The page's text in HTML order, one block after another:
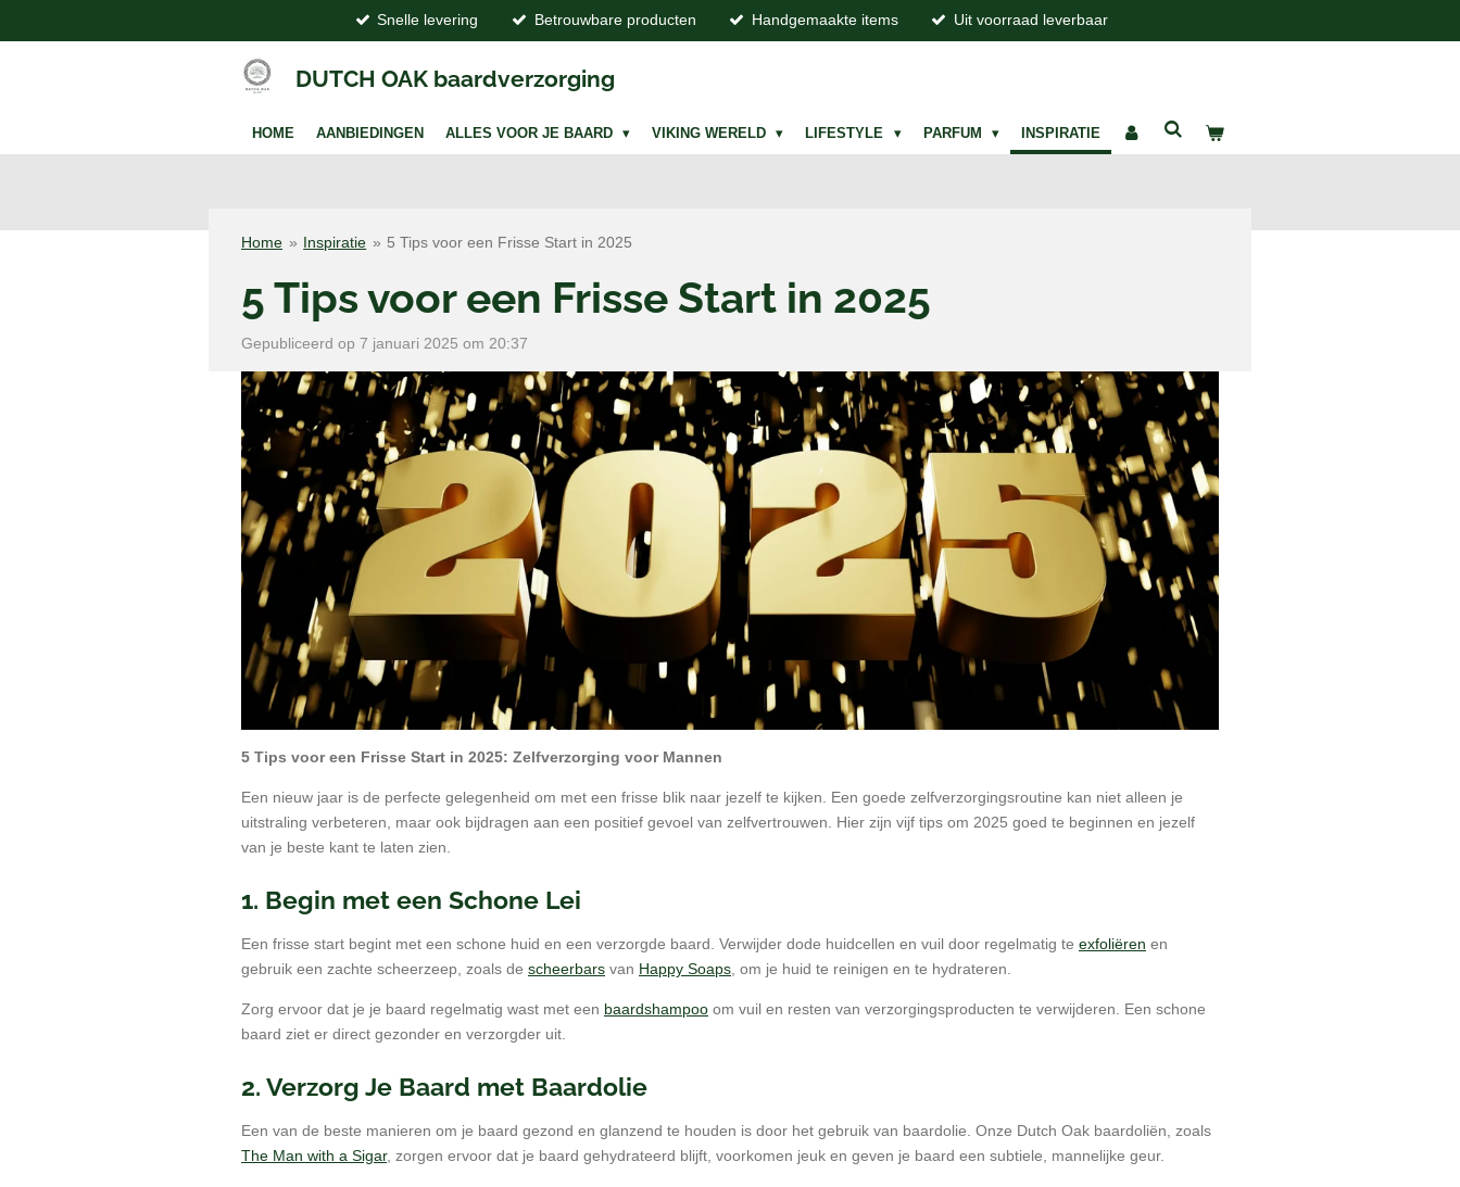
direct
Snelle levering Betrouwbare producten Handgemaakte items Uit voorraad leverbaar
DUTCH OAK baardverzorging
HOME AANBIEDINGEN ALLES VOOR JE BAARD VIKING WERELD LIFESTYLE PARFUM INSPIRATIE
Home » Inspiratie » 5 Tips voor een Frisse Start in 2025
5 Tips voor een Frisse Start in 2025
Gepubliceerd op 7 januari 2025 om 20:37
5 Tips voor een Frisse Start in 2025: Zelfverzorging voor Mannen
Een nieuw jaar is de perfecte gelegenheid om met een frisse blik naar jezelf te kijken. Een goede zelfverzorgingsroutine kan niet alleen je
uitstraling verbeteren, maar ook bijdragen aan een positief gevoel van zelfvertrouwen. Hier zijn vijf tips om 2025 goed te beginnen en jezelf
van je beste kant te laten zien.
1. Begin met een Schone Lei
Een frisse start begint met een schone huid en een verzorgde baard. Verwijder dode huidcellen en vuil door regelmatig te exfoliëren en
gebruik een zachte scheerzeep, zoals de scheerbars van Happy Soaps , om je huid te reinigen en te hydrateren.
Zorg ervoor dat je je baard regelmatig wast met een baardshampoo om vuil en resten van verzorgingsproducten te verwijderen. Een schone
baard ziet er direct gezonder en verzorgder uit.
2. Verzorg Je Baard met Baardolie
Een van de beste manieren om je baard gezond en glanzend te houden is door het gebruik van baardolie. Onze Dutch Oak baardoliën, zoals
The Man with a Sigar, zorgen ervoor dat je baard gehydrateerd blijft, voorkomen jeuk en geven je baard een subtiele, mannelijke geur.